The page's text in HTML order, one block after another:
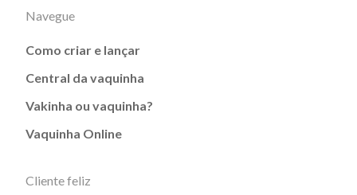
Navegue
Como criar e lançar
Central da vaquinha
Vakinha ou vaquinha?
Vaquinha Online
Cliente feliz